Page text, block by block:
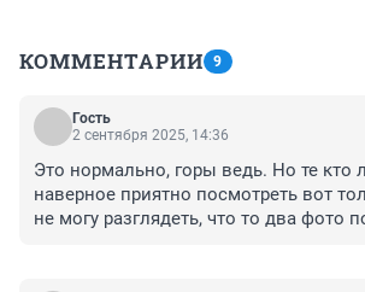
КОММЕНТАРИИ 9
Гость
2 сентября 2025, 14:36
Это нормально, горы ведь. Но те кто
наверное приятно посмотреть вот
не могу разглядеть, что то два фото